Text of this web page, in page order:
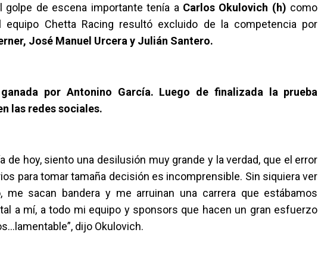
golpe de escena importante tenía a Carlos Okulovich (h) como
Chetta Racing resultó excluido de la competencia por
José Manuel Urcera y Julián Santero.
por Antonino García. Luego de finalizada la prueba
las redes sociales.
de hoy, siento una desilusión muy grande y la verdad, que el error
para tomar tamaña decisión es incomprensible. Sin siquiera ver
me sacan bandera y me arruinan una carrera que estábamos
a mí, a todo mi equipo y sponsors que hacen un gran esfuerzo
dijo Okulovich.